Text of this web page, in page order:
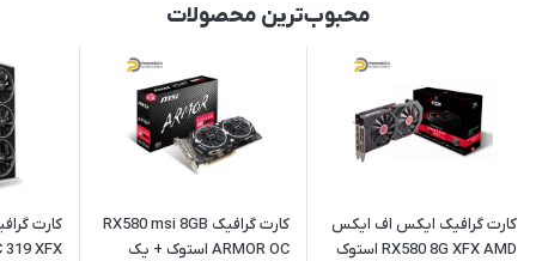
محبوب‌ترین محصولات
کارت گرافیک ایکس اف ایکس
RX580 8G XFX AMD استوک
کارت گرافیک RX580 msi 8GB
ARMOR OC استوک + یک
کارت
319 XFX